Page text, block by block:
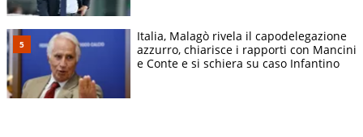
Italia, Malagò rivela il capodelegazione
azzurro, chiarisce i rapporti con Mancini
e Conte e si schiera su caso Infantino